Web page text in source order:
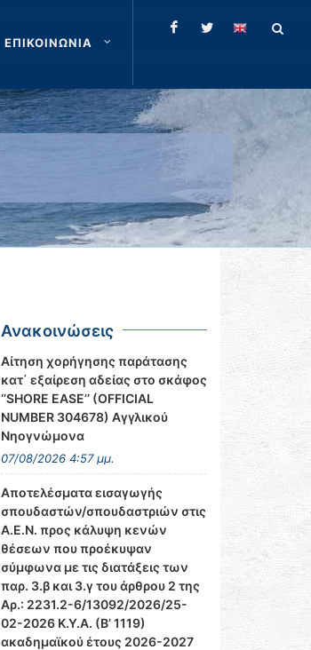
ΕΠΙΚΟΙΝΩΝΙΑ
Ανακοινώσεις
Αίτηση χορήγησης παράτασης
κατ΄ εξαίρεση αδείας στο σκάφος
‘’SHORE EASE’’ (OFFICIAL
NUMBER 304678) Αγγλικού
Νηογνώμονα
07/08/2026 4:57 μμ.
Αποτελέσματα εισαγωγής
σπουδαστών/σπουδαστριών στις
Α.Ε.Ν. προς κάλυψη κενών
θέσεων που προέκυψαν
σύμφωνα με τις διατάξεις των
παρ. 3.β και 3.γ του άρθρου 2 της
Αρ.: 2231.2-6/13092/2026/25-
02-2026 Κ.Υ.Α. (Β’ 1119)
ακαδημαϊκού έτους 2026-2027